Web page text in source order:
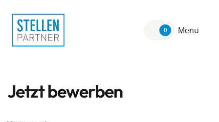
0 Menu
Jetzt bewerben